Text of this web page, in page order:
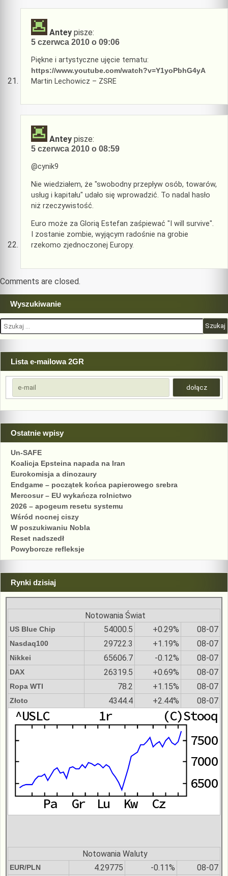
Antey pisze:
5 czerwca 2010 o 09:06
Piękne i artystyczne ujęcie tematu:
https://www.youtube.com/watch?v=Y1yoPbhG4yA
Martin Lechowicz – ZSRE
Antey pisze:
5 czerwca 2010 o 08:59
@cynik9
Nie wiedziałem, że "swobodny przepływ osób, towarów,
usług i kapitału" udało się wprowadzić. To nadal hasło
niż rzeczywistość.
Euro może za Glorią Estefan zaśpiewać "I will survive".
I zostanie zombie, wyjącym radośnie na grobie
rzekomo zjednoczonej Europy.
Comments are closed.
Wyszukiwanie
Szukaj:
Lista e-mailowa 2GR
Ostatnie wpisy
Un-SAFE
Koalicja Epsteina napada na Iran
Eurokomisja a dinozaury
Endgame – początek końca papierowego srebra
Mercosur – EU wykańcza rolnictwo
2026 – apogeum resetu systemu
Wśród nocnej ciszy
W poszukiwaniu Nobla
Reset nadszedł
Powyborcze refleksje
Rynki dzisiaj
Notowania Świat
US Blue Chip 54000.5 +0.29% 08-07
Nasdaq100 29722.3 +1.19% 08-07
Nikkei 65606.7 -0.12% 08-07
DAX 26319.5 +0.69% 08-07
Ropa WTI 78.2 +1.15% 08-07
Złoto 4344.4 +2.44% 08-07
Notowania Waluty
EUR/PLN 4.29775 -0.11% 08-07